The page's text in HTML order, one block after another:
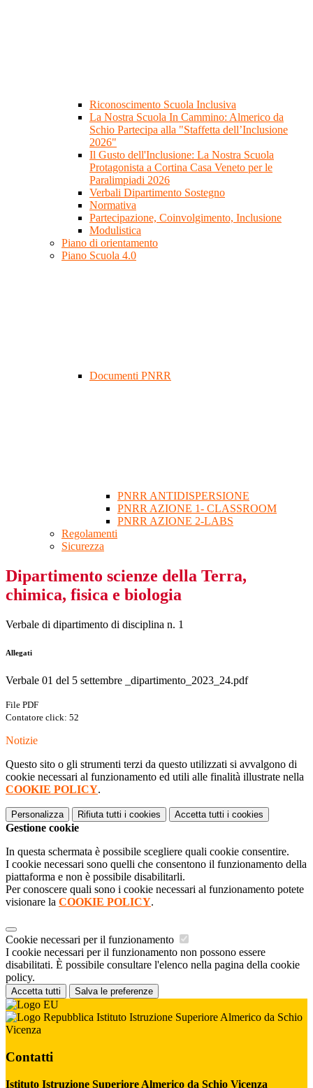
Riconoscimento Scuola Inclusiva
La Nostra Scuola In Cammino: Almerico da
Schio Partecipa alla "Staffetta dell’Inclusione
2026"
Il Gusto dell'Inclusione: La Nostra Scuola
Protagonista a Cortina Casa Veneto per le
Paralimpiadi 2026
Verbali Dipartimento Sostegno
Normativa
Partecipazione, Coinvolgimento, Inclusione
Modulistica
Piano di orientamento
Piano Scuola 4.0
Documenti PNRR
PNRR ANTIDISPERSIONE
PNRR AZIONE 1- CLASSROOM
PNRR AZIONE 2-LABS
Regolamenti
Sicurezza
Dipartimento scienze della Terra,
chimica, fisica e biologia
Verbale di dipartimento di disciplina n. 1
Allegati
Verbale 01 del 5 settembre _dipartimento_2023_24.pdf
File PDF
Contatore click: 52
Notizie
Questo sito o gli strumenti terzi da questo utilizzati si avvalgono di
cookie necessari al funzionamento ed utili alle finalità illustrate nella
COOKIE POLICY.
Personalizza Rifiuta tutti i cookies Accetta tutti i cookies
Gestione cookie
In questa schermata è possibile scegliere quali cookie consentire.
I cookie necessari sono quelli che consentono il funzionamento della
piattaforma e non è possibile disabilitarli.
Per conoscere quali sono i cookie necessari al funzionamento potete
visionare la COOKIE POLICY.
Cookie necessari per il funzionamento
I cookie necessari per il funzionamento non possono essere
disabilitati. È possibile consultare l'elenco nella pagina della cookie
policy.
Accetta tutti Salva le preferenze
Istituto Istruzione Superiore Almerico da Schio
Vicenza
Contatti
Istituto Istruzione Superiore Almerico da Schio Vicenza